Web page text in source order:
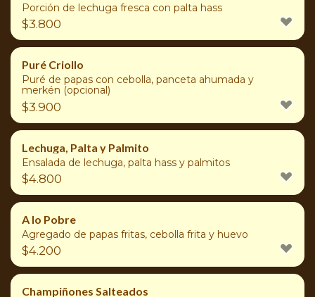
Porción de lechuga fresca con palta hass
$3.800
Puré Criollo
Puré de papas con cebolla, panceta ahumada y
merkén (opcional)
$3.900
Lechuga, Palta y Palmito
Ensalada de lechuga, palta hass y palmitos
$4.800
A lo Pobre
Agregado de papas fritas, cebolla frita y huevo
$4.200
Champiñones Salteados